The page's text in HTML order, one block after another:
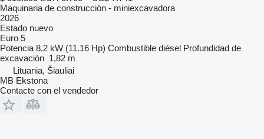
Maquinaria de construcción - miniexcavadora
2026
Estado nuevo
Euro 5
Potencia 8.2 kW (11.16 Hp) Combustible diésel Profundidad de
excavación 1,82 m
Lituania, Šiauliai
MB Ekstona
Contacte con el vendedor